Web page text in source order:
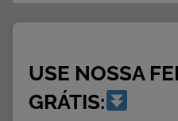
x
a
USE NOSSA
GRÁTIS: